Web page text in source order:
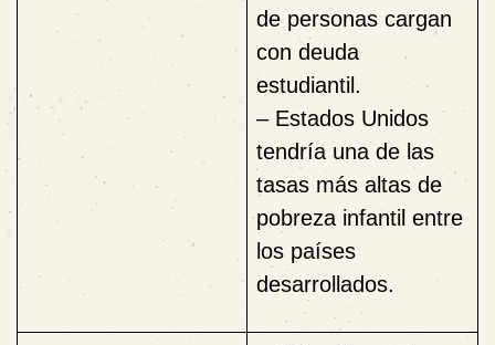
de personas cargan
con deuda
estudiantil.
– Estados Unidos
tendría una de las
tasas más altas de
pobreza infantil entre
los países
desarrollados.